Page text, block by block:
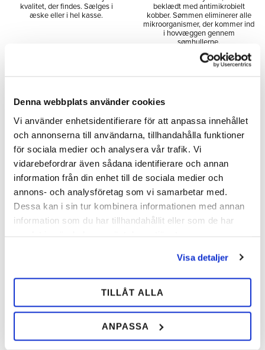
Denna webbplats använder cookies
Vi använder enhetsidentifierare för att anpassa innehållet
och annonserna till användarna, tillhandahålla funktioner
för sociala medier och analysera vår trafik. Vi
vidarebefordrar även sådana identifierare och annan
information från din enhet till de sociala medier och
annons- och analysföretag som vi samarbetar med.
Dessa kan i sin tur kombinera informationen med annan
information som du har tillhandahållit eller som de har
Visa detaljer
TILLÅT ALLA
ANPASSA
kvalitet, der findes. Sælges i
æske eller i hel kasse.
Tilføj til ønskeliste
beklædt med antimikrobielt
kobber. Sømmen eliminerer alle
mikroorganismer, der kommer ind
i hovvæggen gennem
sømhullerne.
Kerckhaerts standard søm.
Sælges i æske eller i hel kasse.
134,00
MÄNGD-
RABATT